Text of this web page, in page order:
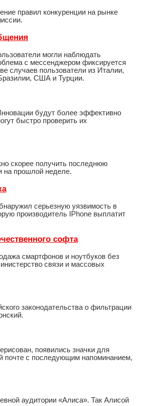
правил конкуренции на рынке
могли наблюдать
с мессенджером фиксируется
случаев пользователи из Италии,
США и Турции.
будут более эффективно
быстро проверить их
скорее получить последнюю
на прошлой неделе.
серьезную уязвимость в
производитель IPhone выплатит
софта
смартфонов и ноутбуков без
связи и массовых
законодательства о фильтрации
появились значки для
почте с последующим напоминанием,
аудитории «Алиса». Так Алисой